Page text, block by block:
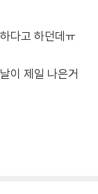
다고 하던데ㅠ
이 제일 나은거